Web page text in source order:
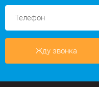
Жду звонка